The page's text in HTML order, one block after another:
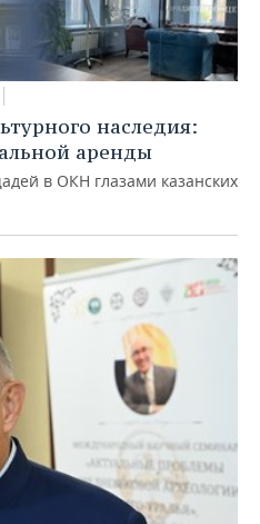
наследия:
аренды
в ОКН глазами казанских